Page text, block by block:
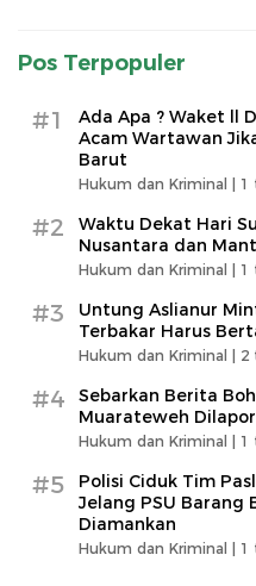
Pos Terpopuler
#1
Ada Apa ? Waket ll
Acam Wartawan
Barut
Hukum dan Kriminal | 1
#2
Waktu Dekat Hari
Nusantara dan
Hukum dan Kriminal | 1
#3
Untung Aslianur
Terbakar Harus
Hukum dan Kriminal | 2
#4
Sebarkan Berita
Muarateweh
Hukum dan Kriminal | 1
#5
Polisi Ciduk Tim
Jelang PSU Barang
Diamankan
Hukum dan Kriminal | 1